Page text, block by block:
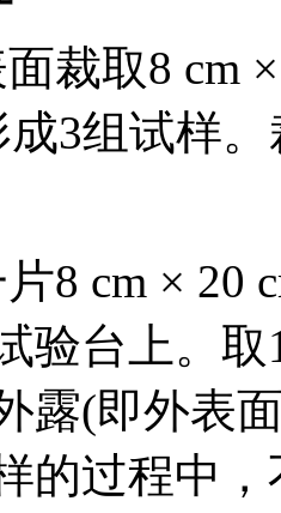
裁取8 cm
3组试样
8 cm × 20
验台上。
露(即外表
的过程中